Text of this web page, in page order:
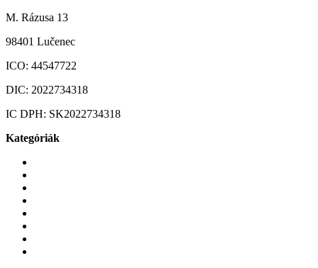
M. Rázusa 13
98401 Lučenec
ICO: 44547722
DIC: 2022734318
IC DPH: SK2022734318
Kategóriák